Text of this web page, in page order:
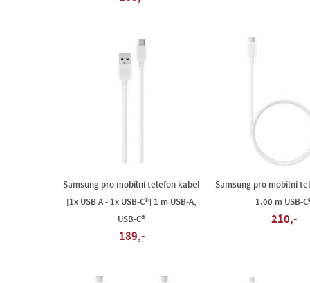
Samsung pro mobilní telefon kabel
[1x USB A - 1x USB-C®] 1 m USB-A,
USB-C®
189,-
Samsung pro mobilní
1.00 m USB-
210,-